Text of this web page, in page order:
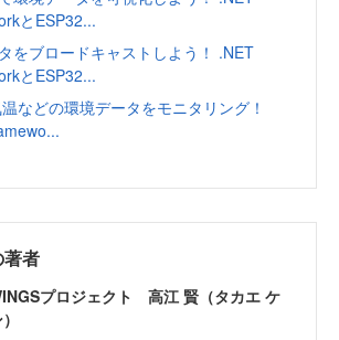
とESP32...
をブロードキャストしよう！ .NET
とESP32...
などの環境データをモニタリング！
著者
プロジェクト 高江 賢（タカエ ケ